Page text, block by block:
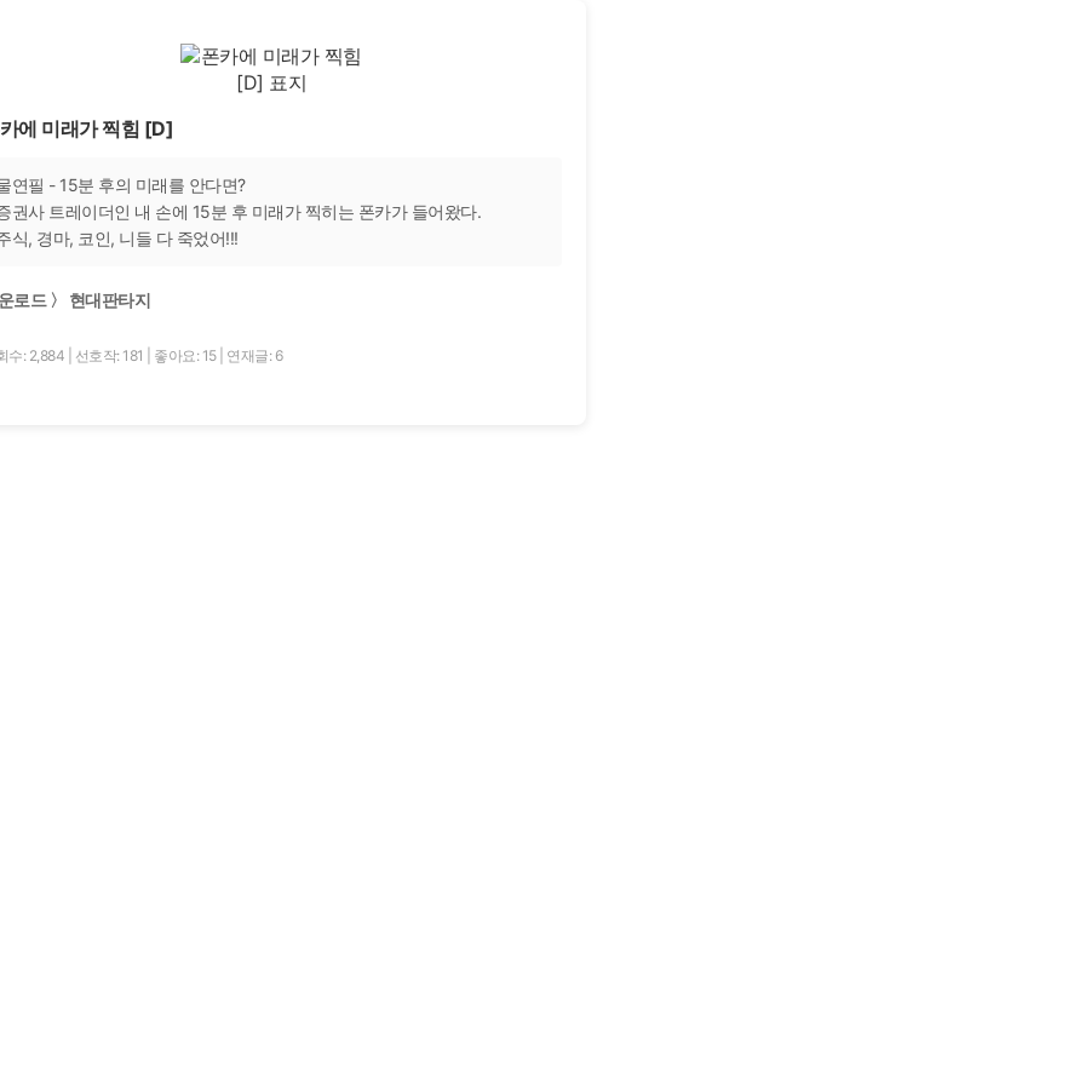
에 미래가 찍힘 [D]
연필 - 15분 후의 미래를 안다면?
권사 트레이더인 내 손에 15분 후 미래가 찍히는 폰카가 들어왔다.
식, 경마, 코인, 니들 다 죽었어!!!
로드 〉 현대판타지
수: 2,884 선호작: 181 좋아요: 15 연재글: 6